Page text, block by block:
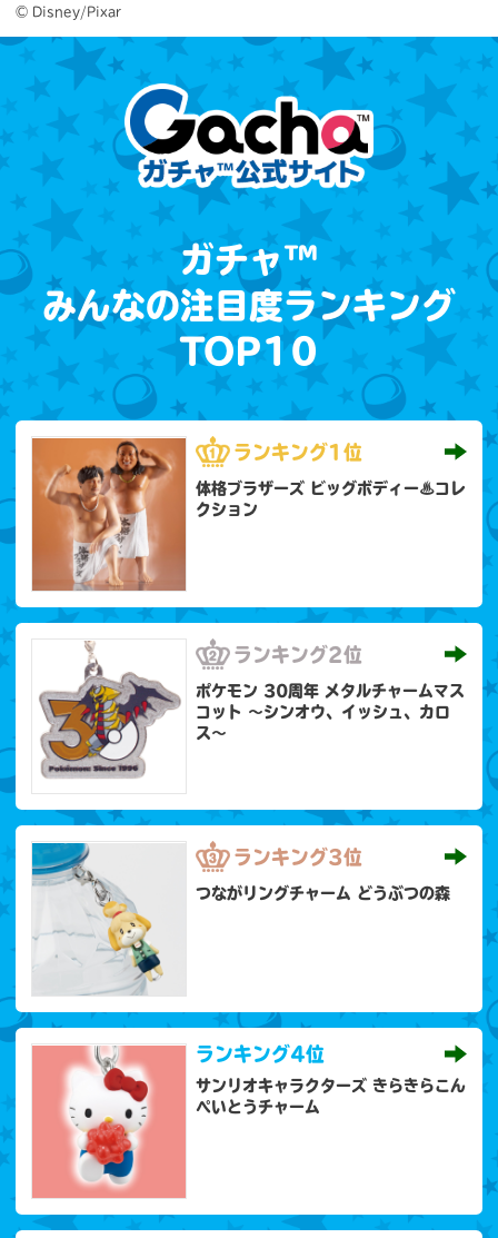
© Disney/Pixar
ガチャ™
みんなの注目度ランキング
TOP10
ランキング1位
体格ブラザーズ ビッグボディー♨コレ
クション
ランキング2位
ポケモン 30周年 メタルチャームマス
コット 〜シンオウ、イッシュ、カロ
ス〜
ランキング3位
つながリングチャーム どうぶつの森
ランキング4位
サンリオキャラクターズ きらきらこん
ぺいとうチャーム